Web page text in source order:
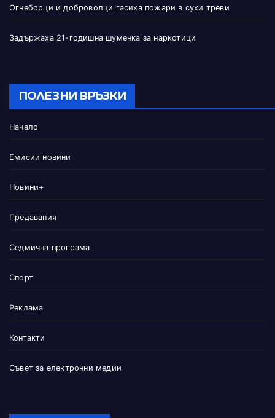
Огнеборци и доброволци гасиха пожари в сухи треви
Задържаха 21-годишна шуменка за наркотици
ПОЛЕЗНИ ВРЪЗКИ
Начало
Емисии новини
Новини+
Предавания
Седмична програма
Спорт
Реклама
Контакти
Съвет за електронни медии